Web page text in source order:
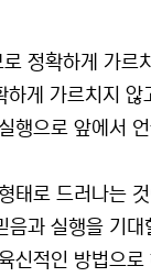
정확하게 가르
하게 가르치지 않
행으로 앞에서
태로 드러나는
음과 실행을 기대
신적인 방법으로